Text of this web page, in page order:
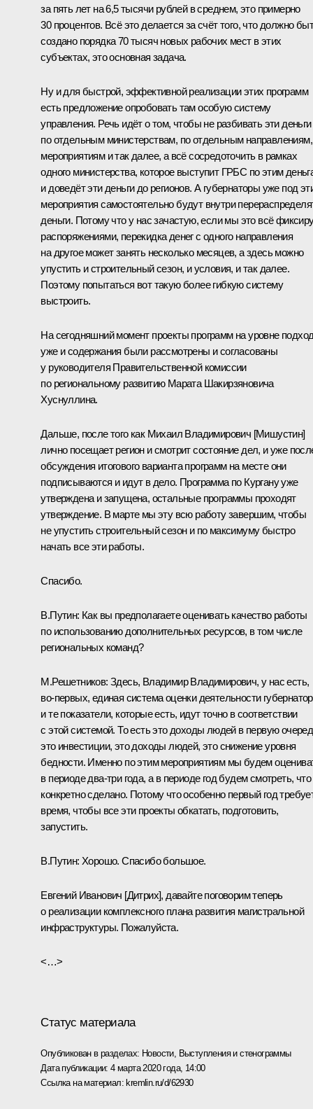
за пять лет на 6,5 тысячи рублей в среднем, это примерно
30 процентов. Всё это делается за счёт того, что должно
создано порядка 70 тысяч новых рабочих мест в этих
субъектах, это основная задача.
Ну и для быстрой, эффективной реализации этих программ
есть предложение опробовать там особую систему
управления. Речь идёт о том, чтобы не разбивать эти деньги
по отдельным министерствам, по отдельным направлениям,
мероприятиям и так далее, а всё сосредоточить в рамках
одного министерства, которое выступит ГРБС по этим
и доведёт эти деньги до регионов. А губернаторы уже под
мероприятия самостоятельно будут внутри
деньги. Потому что у нас зачастую, если мы это всё
распоряжениями, перекидка денег с одного направления
на другое может занять несколько месяцев, а здесь можно
упустить и строительный сезон, и условия, и так далее.
Поэтому попытаться вот такую более гибкую систему
выстроить.
На сегодняшний момент проекты программ на уровне
уже и содержания были рассмотрены и согласованы
у руководителя Правительственной комиссии
по региональному развитию Марата Шакирзяновича
Хуснуллина.
Дальше, после того как Михаил Владимирович [Мишустин]
лично посещает регион и смотрит состояние дел, и уже
обсуждения итогового варианта программ на месте они
подписываются и идут в дело. Программа по Кургану уже
утверждена и запущена, остальные программы проходят
утверждение. В марте мы эту всю работу завершим, чтобы
не упустить строительный сезон и по максимуму быстро
начать все эти работы.
Спасибо.
В.Путин: Как вы предполагаете оценивать качество работы
по использованию дополнительных ресурсов, в том числе
региональных команд?
М.Решетников: Здесь, Владимир Владимирович, у нас есть,
во‑первых, единая система оценки деятельности
и те показатели, которые есть, идут точно в соответствии
с этой системой. То есть это доходы людей в первую
это инвестиции, это доходы людей, это снижение уровня
бедности. Именно по этим мероприятиям мы будем
в периоде два-три года, а в периоде год будем смотреть, что
конкретно сделано. Потому что особенно первый год
время, чтобы все эти проекты обкатать, подготовить,
запустить.
В.Путин: Хорошо. Спасибо большое.
Евгений Иванович [Дитрих], давайте поговорим теперь
о реализации комплексного плана развития магистральной
инфраструктуры. Пожалуйста.
<…>
Статус материала
Опубликован в разделах: Новости, Выступления и стенограммы
Дата публикации:4 марта 2020 года, 14:00
Ссылка на материал: kremlin.ru/d/62930